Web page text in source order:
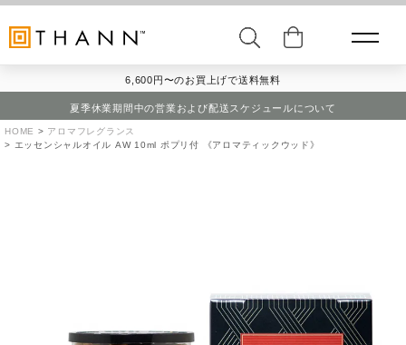
6,600円〜のお買上げで送料無料
夏季休業期間中の営業および配送スケジュールについて
HOME
アロマフレグランス
エッセンシャルオイル AW 10ml ポプリ付 《アロマティックウッド》